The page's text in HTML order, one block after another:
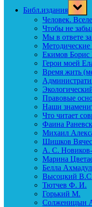
Библ.издания
Toggle
sub-
menu
Человек.
Чтобы не
Мы в ответе
Методические
Екимов Борис
Герои моей
Время жить
Правовые
Наши
Что читает
Фаина
Михаил
Шишков
А. С.
Марина
Белла
Высоцкий
Тютчев Ф. И.
Горький М.
Солженицын